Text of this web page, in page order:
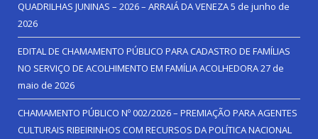
QUADRILHAS JUNINAS – 2026 – ARRAIÁ DA VENEZA5 de junho de
2026
EDITAL DE CHAMAMENTO PÚBLICO PARA CADASTRO DE FAMÍLIAS
NO SERVIÇO DE ACOLHIMENTO EM FAMÍLIA ACOLHEDORA27 de
maio de 2026
CHAMAMENTO PÚBLICO Nº 002/2026 – PREMIAÇÃO PARA AGENTES
CULTURAIS RIBEIRINHOS COM RECURSOS DA POLÍTICA NACIONAL